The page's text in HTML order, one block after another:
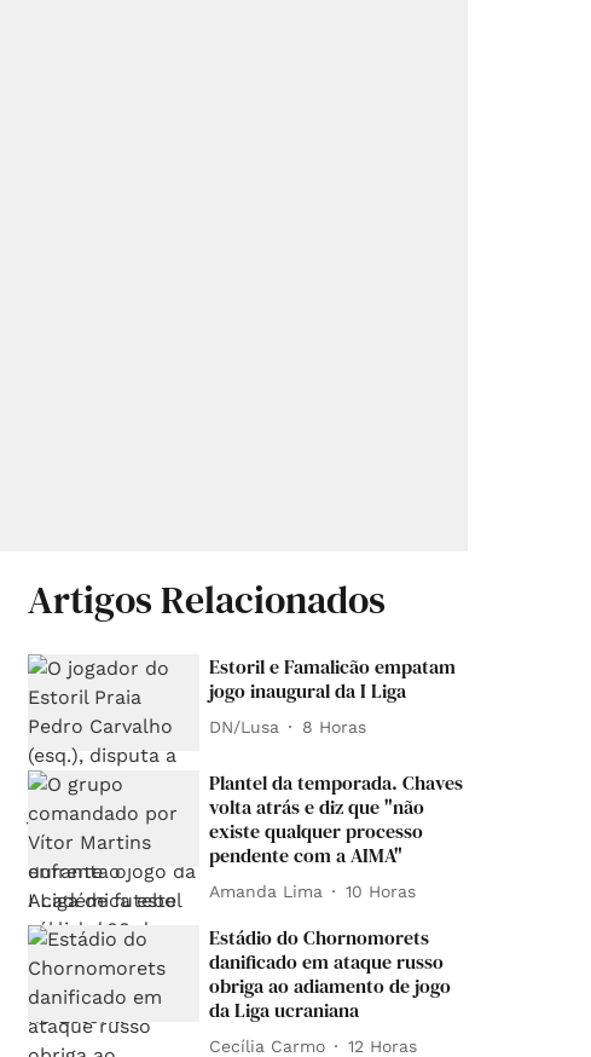
Artigos Relacionados
Estoril e Famalicão empatam
jogo inaugural da I Liga
DN/Lusa 8 Horas
Plantel da temporada. Chaves
volta atrás e diz que "não
existe qualquer processo
pendente com a AIMA"
Amanda Lima 10 Horas
Estádio do Chornomorets
danificado em ataque russo
obriga ao adiamento de jogo
da Liga ucraniana
Cecília Carmo 12 Horas